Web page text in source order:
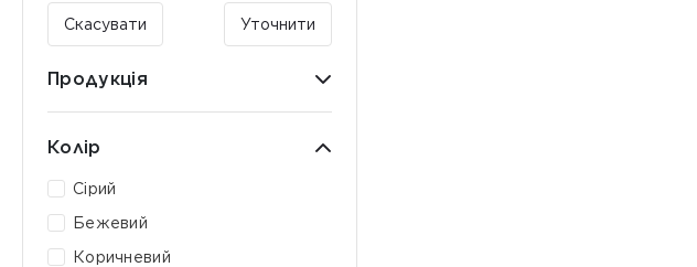
Скасувати Уточнити
Продукція
Колір
Сірий
Бежевий
Коричневий